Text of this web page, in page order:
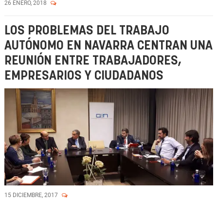
26 ENERO, 2018
LOS PROBLEMAS DEL TRABAJO
AUTÓNOMO EN NAVARRA CENTRAN UNA
REUNIÓN ENTRE TRABAJADORES,
EMPRESARIOS Y CIUDADANOS
15 DICIEMBRE, 2017